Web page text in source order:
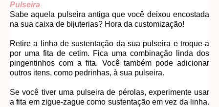
Pulseira
Sabe aquela pulseira antiga que você deixou encostada
na sua caixa de bijuterias? Hora da customização!
Retire a linha de sustentação da sua pulseira e troque-a
por uma fita de cetim. Fica uma combinação linda dos
pingentinhos com a fita. Você também pode adicionar
outros itens, como pedrinhas, à sua pulseira.
Se você tiver uma pulseira de pérolas, experimente usar
a fita em zigue-zague como sustentação em vez da linha.